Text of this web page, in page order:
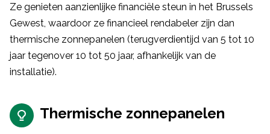
Ze genieten aanzienlijke financiële steun in het Brussels
Gewest, waardoor ze financieel rendabeler zijn dan
thermische zonnepanelen (terugverdientijd van 5 tot 10
jaar tegenover 10 tot 50 jaar, afhankelijk van de
installatie).
Thermische zonnepanelen